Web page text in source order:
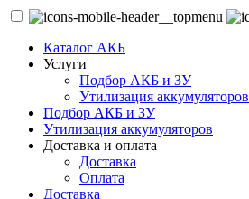
Каталог АКБ
Услуги
Подбор АКБ и ЗУ
Утилизация аккумуляторов
Подбор АКБ и ЗУ
Утилизация аккумуляторов
Доставка и оплата
Доставка
Оплата
Доставка